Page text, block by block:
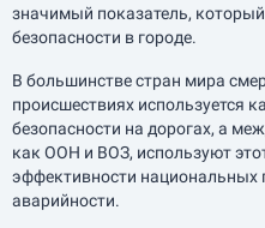
значимый показатель,
безопасности в городе.
В большинстве стран мира
происшествиях используется
безопасности на дорогах, а
как ООН и ВОЗ, используют
эффективности
аварийности.